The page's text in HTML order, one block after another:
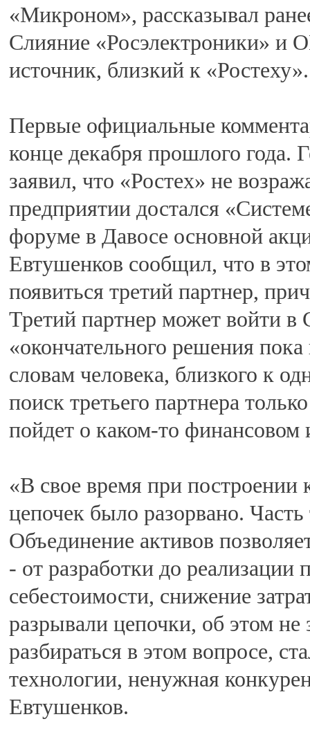
«Микроном», рассказывал
Слияние «Росэлектроники» и
источник, близкий к «Ростеху».
Первые официальные
конце декабря прошлого года.
заявил, что «Ростех» не
предприятии достался
форуме в Давосе основной
Евтушенков сообщил, что в
появиться третий партнер,
Третий партнер может войти в
«окончательного решения
словам человека, близкого к
поиск третьего партнера
пойдет о каком-то финансовом
«В свое время при построении
цепочек было разорвано.
Объединение активов
- от разработки до реализации
себестоимости, снижение
разрывали цепочки, об этом не
разбираться в этом вопросе,
технологии, ненужная
Евтушенков.